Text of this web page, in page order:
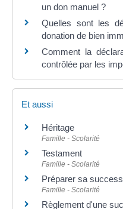
un don manuel ?
Quelles sont les
donation de bien
Comment la
contrôlée par les
Et aussi
Héritage
Famille - Scolarité
Testament
Famille - Scolarité
Préparer sa
Famille - Scolarité
Règlement d'une